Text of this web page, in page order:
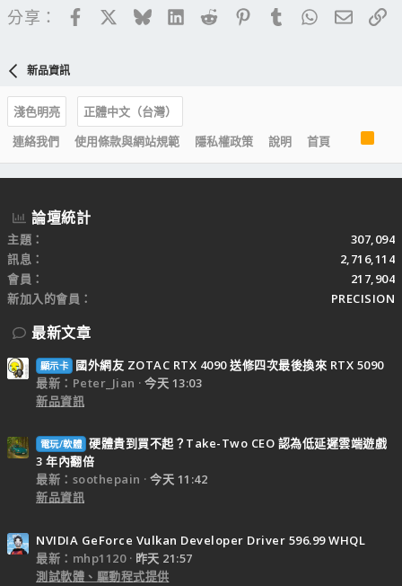
分享： FacebookBlueskyLinkedIn
Reddit PinterestTumblrWhatsApp
電子
新品資訊
淺色明亮
正體中文（台灣）
連絡我們
使用條款與網站規範 隱私權政策 說明 首頁
S
論壇統計
主題
307,094
訊息
2,716,114
會員
217,904
新加入的會員
PRECISION
最新文章
顯示卡
國外網友 ZOTAC RTX 4090 送修四次最後換來 RTX 5090
最新：Peter_Jian
今天 13:03
新品資訊
電玩/軟體 硬體貴到買不起？Take-Two CEO 認為低延遲雲端遊戲
3 年內翻倍
最新：soothepain
今天 11:42
新品資訊
NVIDIA GeForce Vulkan Developer Driver 596.99 WHQL
最新：mhp1120
昨天 21:57
測試軟體、驅動程式提供